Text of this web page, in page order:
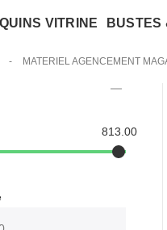
VITRINE BUSTES
- MATERIEL AGENCEMENT
813.00